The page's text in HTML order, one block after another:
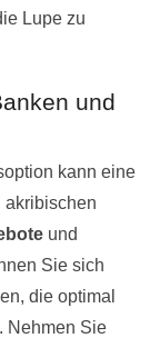
Lupe zu
und
kann eine
akribischen
und
Sie sich
die optimal
Nehmen Sie